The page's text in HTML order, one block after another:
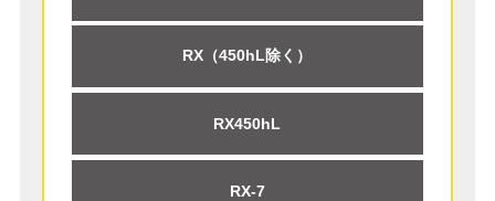
RX（450hL除く）
RX450hL
RX-7